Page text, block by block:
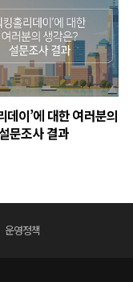
데이’에 대한 여러분의
문조사 결과
운영정책